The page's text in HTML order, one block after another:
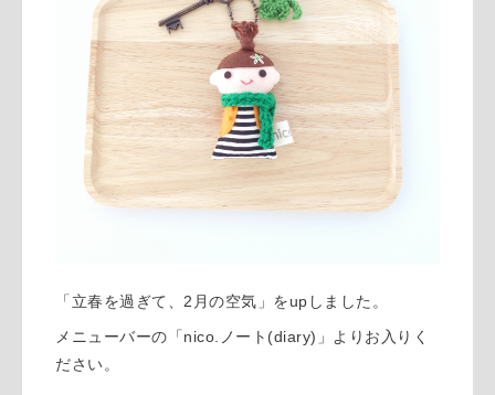
「立春を過ぎて、2月の空気」をupしました。
メニューバーの「nico.ノート(diary)」よりお入りく
ださい。